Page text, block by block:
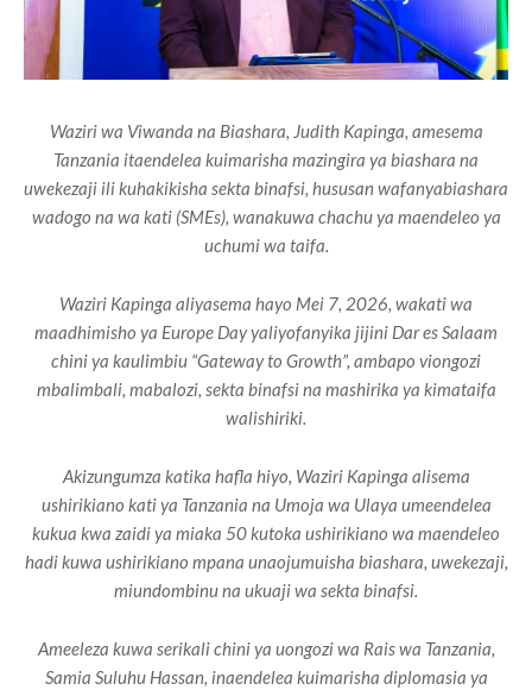
Waziri wa Viwanda na Biashara, Judith Kapinga, amesema
Tanzania itaendelea kuimarisha mazingira ya biashara na
uwekezaji ili kuhakikisha sekta binafsi, hususan wafanyabiashara
wadogo na wa kati (SMEs), wanakuwa chachu ya maendeleo ya
uchumi wa taifa.
Waziri Kapinga aliyasema hayo Mei 7, 2026, wakati wa
maadhimisho ya Europe Day yaliyofanyika jijini Dar es Salaam
chini ya kaulimbiu “Gateway to Growth”, ambapo viongozi
mbalimbali, mabalozi, sekta binafsi na mashirika ya kimataifa
walishiriki.
Akizungumza katika hafla hiyo, Waziri Kapinga alisema
ushirikiano kati ya Tanzania na Umoja wa Ulaya umeendelea
kukua kwa zaidi ya miaka 50 kutoka ushirikiano wa maendeleo
hadi kuwa ushirikiano mpana unaojumuisha biashara, uwekezaji,
miundombinu na ukuaji wa sekta binafsi.
Ameeleza kuwa serikali chini ya uongozi wa Rais wa Tanzania,
Samia Suluhu Hassan, inaendelea kuimarisha diplomasia ya